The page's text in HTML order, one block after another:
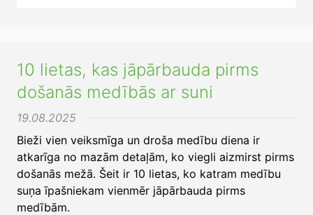
10 lietas, kas jāpārbauda pirms
došanās medībās ar suni
19.08.2025
Bieži vien veiksmīga un droša medību diena ir
atkarīga no mazām detaļām, ko viegli aizmirst pirms
došanās mežā. Šeit ir 10 lietas, ko katram medību
suņa īpašniekam vienmēr jāpārbauda pirms
medībām.